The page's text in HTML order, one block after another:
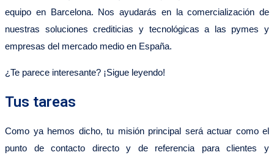
equipo en Barcelona. Nos ayudarás en la comercialización de
nuestras soluciones crediticias y tecnológicas a las pymes y
empresas del mercado medio en España.
¿Te parece interesante? ¡Sigue leyendo!
Tus tareas
Como ya hemos dicho, tu misión principal será actuar como el
punto de contacto directo y de referencia para clientes y